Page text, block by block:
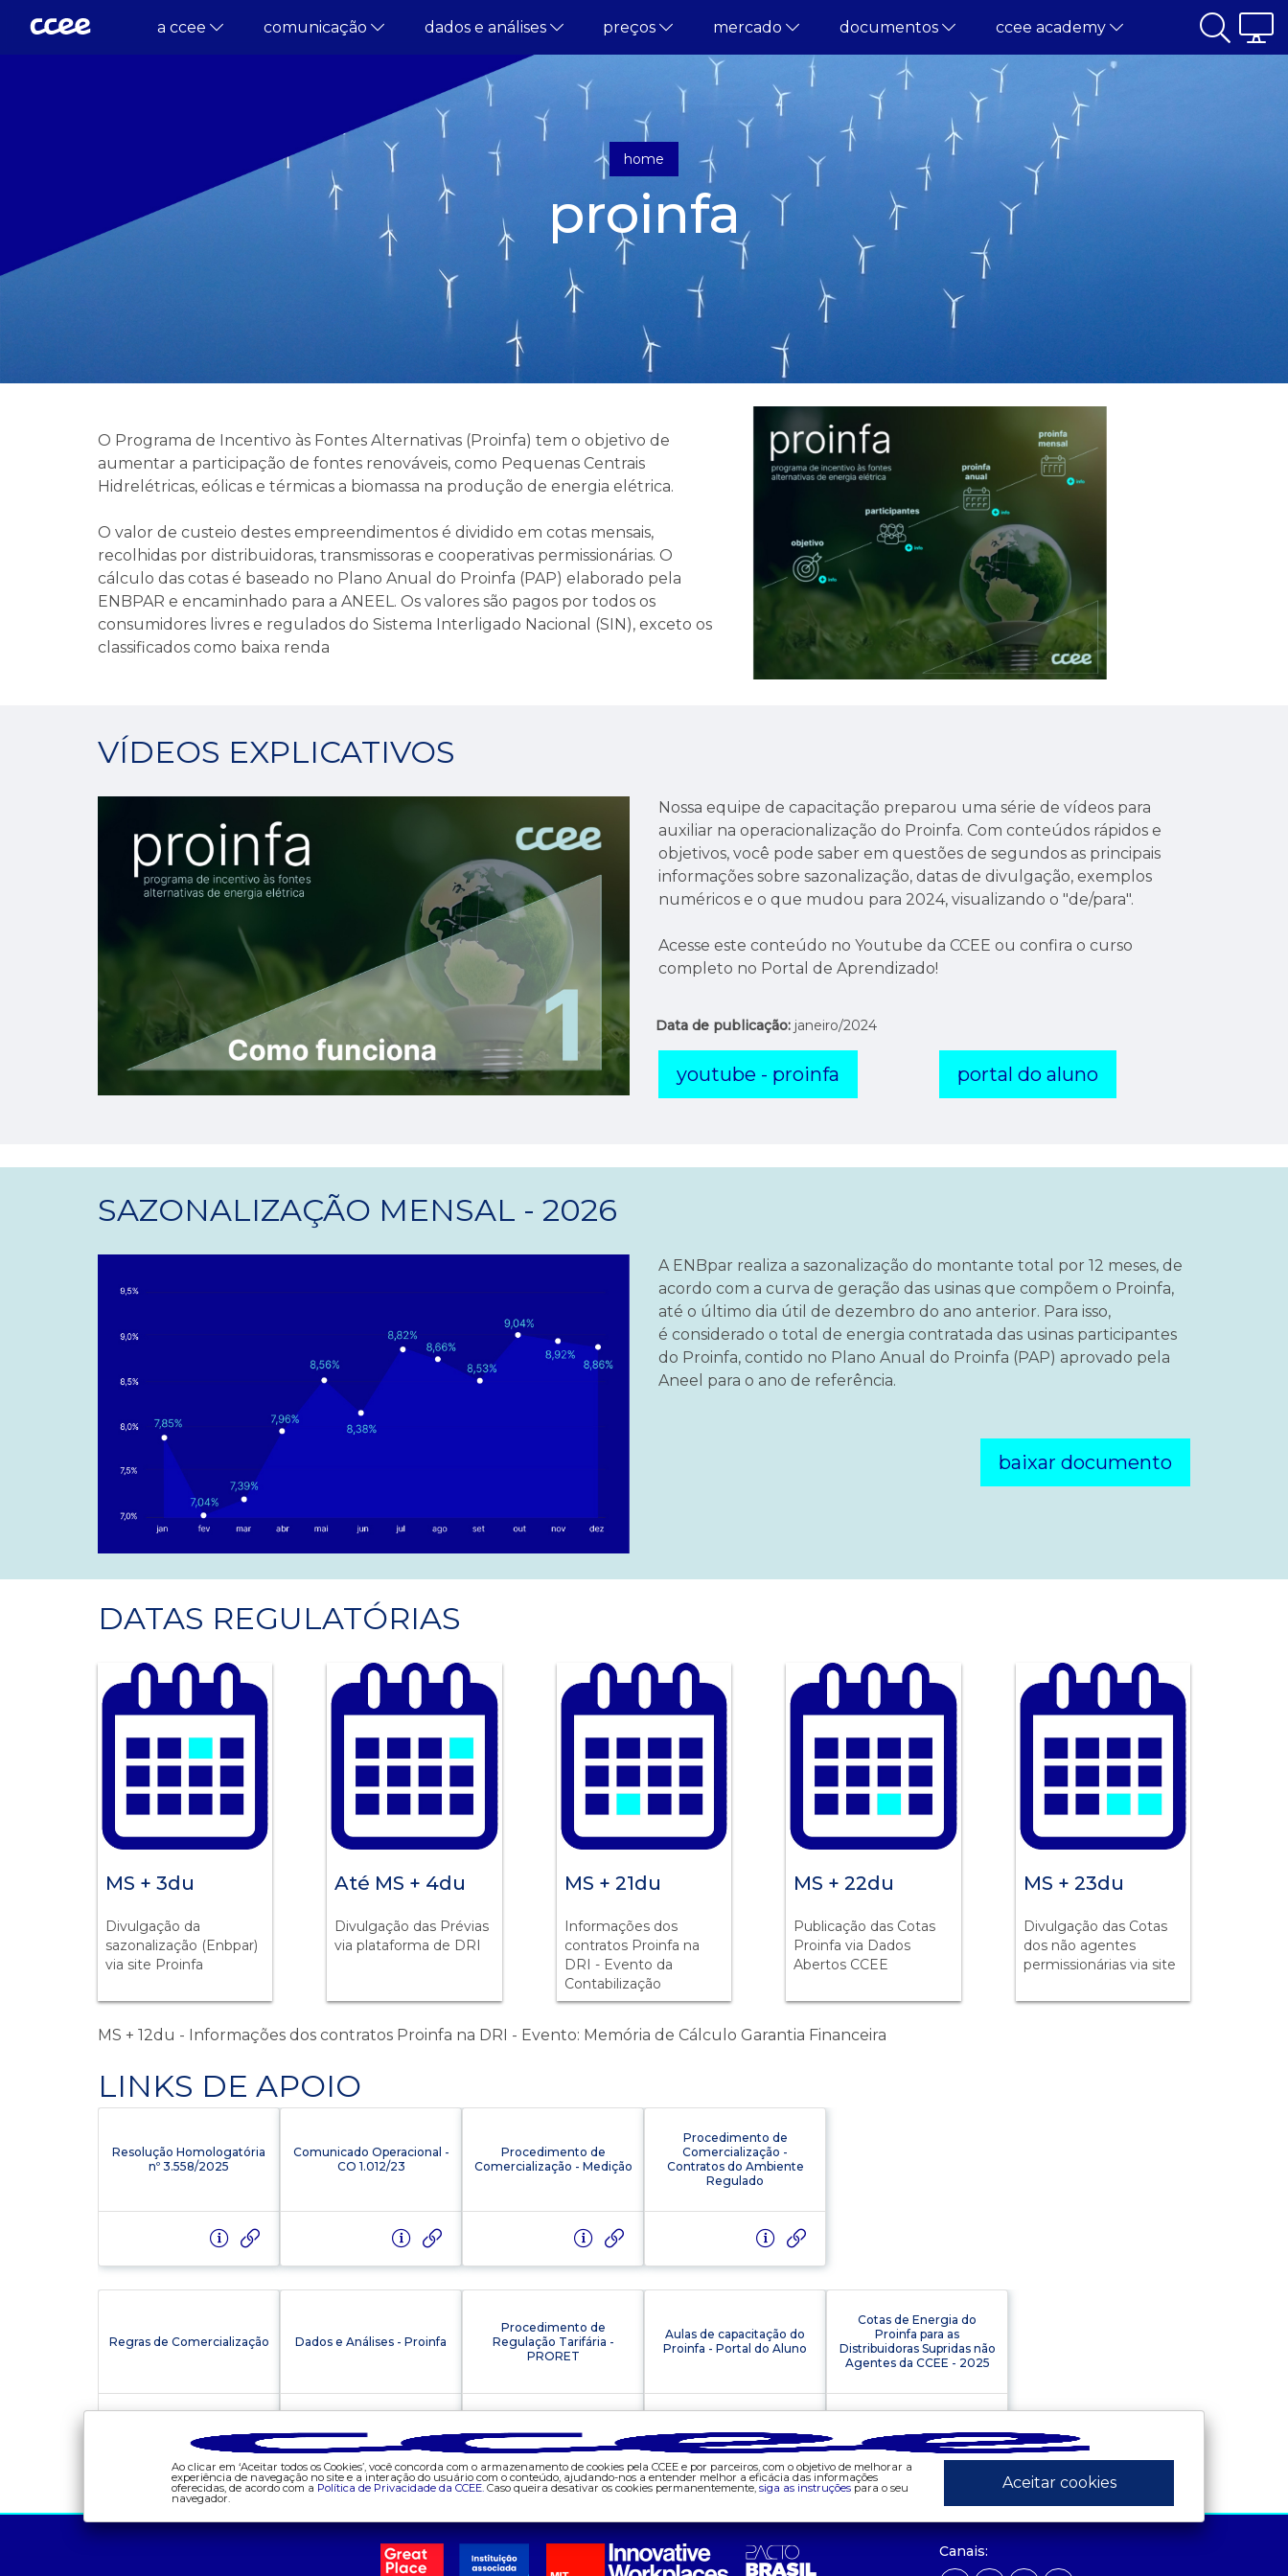
a ccee comunicação dados e análises preços mercado documentos ccee academy
home
proinfa
O Programa de Incentivo às Fontes Alternativas (Proinfa) tem o objetivo de
aumentar a participação de fontes renováveis, como Pequenas Centrais
Hidrelétricas, eólicas e térmicas a biomassa na produção de energia elétrica.
O valor de custeio destes empreendimentos é dividido em cotas mensais,
recolhidas por distribuidoras, transmissoras e cooperativas permissionárias. O
cálculo das cotas é baseado no Plano Anual do Proinfa (PAP) elaborado pela
ENBPAR e encaminhado para a ANEEL. Os valores são pagos por todos os
consumidores livres e regulados do Sistema Interligado Nacional (SIN), exceto os
classificados como baixa renda
VÍDEOS EXPLICATIVOS
Nossa equipe de capacitação preparou uma série de vídeos para
auxiliar na operacionalização do Proinfa. Com conteúdos rápidos e
objetivos, você pode saber em questões de segundos as principais
informações sobre sazonalização, datas de divulgação, exemplos
numéricos e o que mudou para 2024, visualizando o "de/para".
Acesse este conteúdo no Youtube da CCEE ou confira o curso
completo no Portal de Aprendizado!
Data de publicação: janeiro/2024
youtube - proinfa portal do aluno
SAZONALIZAÇÃO MENSAL - 2026
A ENBpar realiza a sazonalização do montante total por 12 meses, de
acordo com a curva de geração das usinas que compõem o Proinfa,
até o último dia útil de dezembro do ano anterior. Para isso,
é considerado o total de energia contratada das usinas participantes
do Proinfa, contido no Plano Anual do Proinfa (PAP) aprovado pela
Aneel para o ano de referência.
baixar documento
DATAS REGULATÓRIAS
MS + 3du
Divulgação da
sazonalização (Enbpar)
via site Proinfa
Até MS + 4du
Divulgação das Prévias
via plataforma de DRI
MS + 21du
Informações dos
contratos Proinfa na
DRI - Evento da
Contabilização
MS + 22du
Publicação das Cotas
Proinfa via Dados
Abertos CCEE
MS + 23du
Divulgação das Cotas
dos não agentes
permissionárias via site
MS + 12du - Informações dos contratos Proinfa na DRI - Evento: Memória de Cálculo Garantia Financeira
LINKS DE APOIO
Resolução Homologatória
nº 3.558/2025
Comunicado Operacional -
CO 1.012/23
Procedimento de
Comercialização - Medição
Procedimento de
Comercialização -
Contratos do Ambiente
Regulado
Regras de Comercialização Dados e Análises - Proinfa
Procedimento de
Regulação Tarifária -
PRORET
Aulas de capacitação do
Proinfa - Portal do Aluno
Cotas de Energia do
Proinfa para as
Distribuidoras Supridas não
Agentes da CCEE - 2025
Mapa do site
a ccee
comunicação
ajuda
- fale conosco
tecnologia
- appccee
dados e análises
- bandeira tarifária
preços
Canais:
Ao clicar em ‘Aceitar todos os Cookies’, você concorda com o armazenamento de cookies pela CCEE e por parceiros, com o objetivo de melhorar a
experiência de navegação no site e a interação do usuário com o conteúdo, ajudando-nos a entender melhor a eficácia das informações
oferecidas, de acordo com a Política de Privacidade da CCEE. Caso queira desativar os cookies permanentemente, siga as instruções para o seu
navegador.
Aceitar cookies